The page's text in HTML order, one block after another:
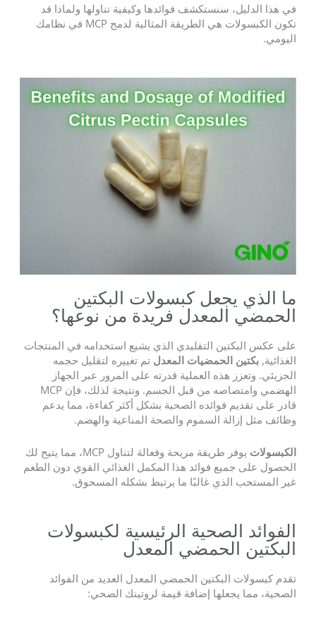
في هذا الدليل، سنستكشف فوائدها وكيفية تناولها ولماذا قد
تكون الكبسولات هي الطريقة المثالية لدمج MCP في نظامك
اليومي.
ما الذي يجعل كبسولات البكتين
الحمضي المعدل فريدة من نوعها؟
على عكس البكتين التقليدي الذي يشيع استخدامه في المنتجات
الغذائية, بكتين الحمضيات المعدل تم تغييره لتقليل حجمه
الجزيئي. وتعزز هذه العملية قدرته على المرور عبر الجهاز
الهضمي وامتصاصه من قبل الجسم. ونتيجة لذلك، فإن MCP
قادر على تقديم فوائده الصحية بشكل أكثر كفاءة، مما يدعم
وظائف مثل إزالة السموم والصحة المناعية والهضم.
الكبسولات
يوفر طريقة مريحة وفعالة لتناول MCP، مما يتيح لك
الحصول على جميع فوائد هذا المكمل الغذائي القوي دون الطعم
غير المستحب الذي غالبًا ما يرتبط بشكله المسحوق.
الفوائد الصحية الرئيسية لكبسولات
البكتين الحمضي المعدل
تقدم كبسولات البكتين الحمضي المعدل العديد من الفوائد
الصحية، مما يجعلها إضافة قيمة لروتينك الصحي: